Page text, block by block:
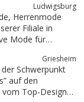
Ludwigsburg
Filiale in
Mode für
Griesheim
Top-Designer